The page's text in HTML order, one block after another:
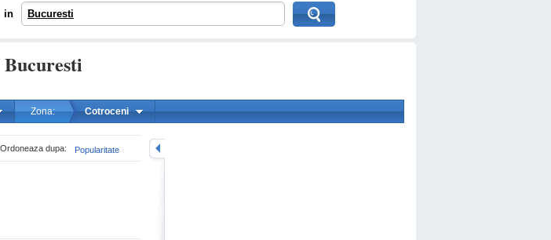
in Bucuresti
Zona: Cotroceni
Popularitate
Ordoneaza dupa: